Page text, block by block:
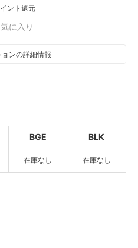
ント還元
に入り
ンの詳細情報
SOLD OUT
BLK
BGE BLK
在庫なし 在庫なし